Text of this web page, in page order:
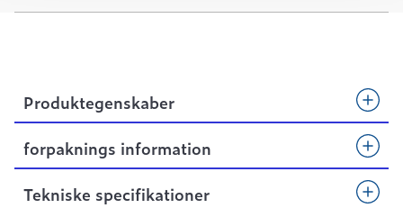
Produktegenskaber
forpaknings information
Tekniske specifikationer